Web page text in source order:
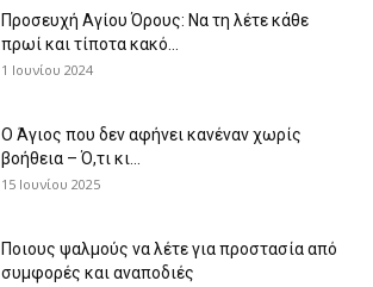
Προσευχή Αγίου Όρους: Να τη λέτε κάθε
πρωί και τίποτα κακό...
1 Ιουνίου 2024
Ο Άγιος που δεν αφήνει κανέναν χωρίς
βοήθεια – Ό,τι κι...
15 Ιουνίου 2025
Ποιους ψαλμούς να λέτε για προστασία από
συμφορές και αναποδιές